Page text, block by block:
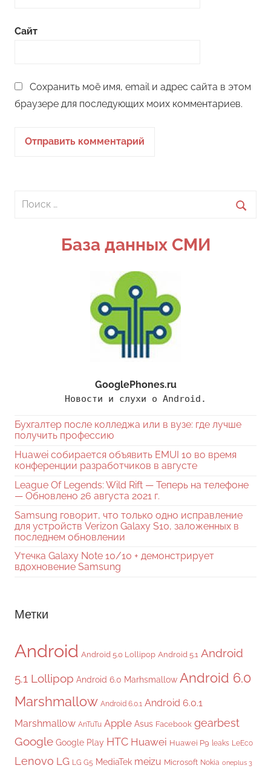
Сайт
Сохранить моё имя, email и адрес сайта в этом
браузере для последующих моих комментариев.
Поиск
База данных СМИ
GooglePhones.ru
Новости и слухи о Android.
Бухгалтер после колледжа или в вузе: где лучше
получить профессию
Huawei собирается объявить EMUI 10 во время
конференции разработчиков в августе
League Of Legends: Wild Rift — Теперь на телефоне
— Обновлено 26 августа 2021 г.
Samsung говорит, что только одно исправление
для устройств Verizon Galaxy S10, заложенных в
последнем обновлении
Утечка Galaxy Note 10/10 + демонстрирует
вдохновение Samsung
Метки
Android Android 5.0 Lollipop Android 5.1 Android
5.1 Lollipop Android 6.0 Marhsmallow Android 6.0
Marshmallow Android 6.0.1 Android 6.0.1
Marshmallow AnTuTu Apple Asus Facebook gearbest
Google Google Play HTC Huawei Huawei P9 leaks LeEco
Lenovo LG LG G5 MediaTek meizu Microsoft Nokia oneplus 3